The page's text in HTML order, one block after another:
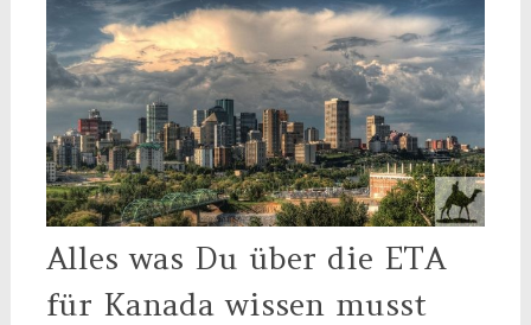
Alles was Du über die ETA
für Kanada wissen musst